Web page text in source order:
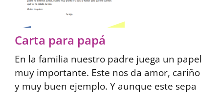
Carta para papá
En la familia nuestro padre juega un papel
muy importante. Este nos da amor, cariño
y muy buen ejemplo. Y aunque este sepa